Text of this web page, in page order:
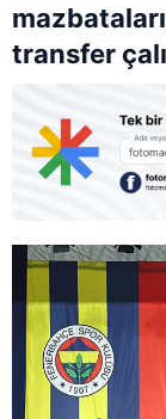
transfer